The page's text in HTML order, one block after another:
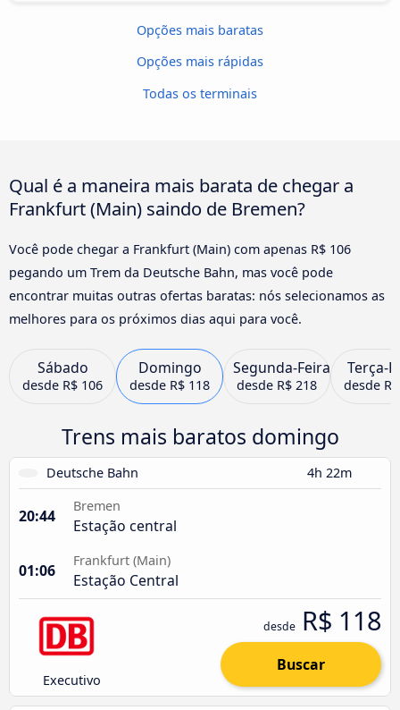
Opções mais baratas
Opções mais rápidas
Todas os terminais
Qual é a maneira mais barata de chegar a
Frankfurt (Main) saindo de Bremen?
Você pode chegar a Frankfurt (Main) com apenas R$ 106
pegando um Trem da Deutsche Bahn, mas você pode
encontrar muitas outras ofertas baratas: nós selecionamos as
melhores para os próximos dias aqui para você.
Sábado
desde R$ 106
Domingo
desde R$ 118
Segunda-Feira
desde R$ 218
Terça-
desde
Trens mais baratos domingo
Deutsche Bahn 4h 22m
20:44
Bremen
Estação central
01:06
Frankfurt (Main)
Estação Central
Executivo
desde R$ 118
Buscar